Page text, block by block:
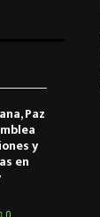
Paz
y
en